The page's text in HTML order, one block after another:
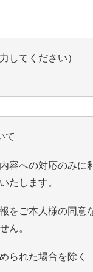
してください）
て
容への対応のみに
たします。
をご本人様の同意
ん。
られた場合を除く